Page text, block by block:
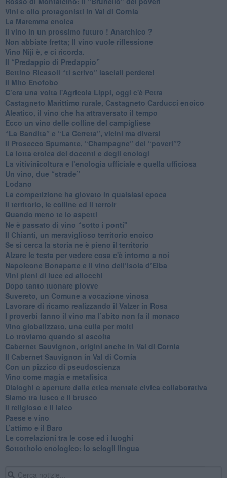
Vini e olio protagonisti in Val di Cornia
​La Maremma enoica
Il vino in un prossimo futuro ! Anarchico ?
​Non abbiate fretta; Il vino vuole riflessione
​Vino Niji è, e ci ricorda.
Il “Predappio di Predappio”
Bettino Ricasoli “ti scrivo” lasciali perdere!
Il Mito Enofobo
​C’era una volta l'Agricola Lippi, oggi c'è Petra
​Castagneto Marittimo rurale, Castagneto Carducci enoico
Aleatico, il vino che ha attraversato il tempo
Ecco un vino delle colline del campigliese
“La Bandita” e “La Cerreta”, vicini ma diversi
​Il Prosecco Spumante, “Champagne” dei “poveri”?
​La lotta eroica dei docenti e degli enologi
​La vitivinicoltura e l’enologia ufficiale e quella ufficiosa
​Un vino, due “strade”
Lodano
​La competizione ha giovato in qualsiasi epoca
Il territorio, le colline ed il terroir
Quando meno te lo aspetti
​Ne è passato di vino “sotto i ponti"
​Il Chianti, un meraviglioso territorio enoico
​Se si cerca la storia ne è pieno il territorio
Alzare le testa per vedere cosa c'è intorno a noi
​Napoleone Bonaparte e il vino dell’Isola d’Elba
Vini pieni di luce ed allocchi
Dopo tanto tuonare piovve
Suvereto, un Comune a vocazione vinosa
Lavorare di ricamo realizzando il Valzer in Rosa
​I proverbi fanno il vino ma l’abito non fa il monaco
Vino globalizzato, una culla per molti
Lo troviamo quando si ascolta
Cabernet Sauvignon, origini anche in Val di Cornia
Il Cabernet Sauvignon in Val di Cornia
Con un pizzico di pseudoscienza
​Vino come magia e metafisica
Dialoghi e aperture dalla etica mentale civica collaborativa
Siamo tra lusco e il brusco
Il religioso e il laico
​Paese e vino
L’attimo e il Baro
Le correlazioni tra le cose ed i luoghi
​Sottotitolo enologico: lo sciogli lingua